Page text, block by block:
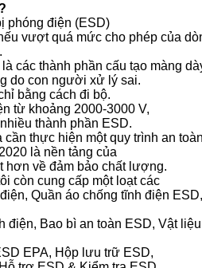
phóng điện (ESD)
vượt quá mức cho phép của
các thành phần cấu tạo màng
do con người xử lý sai.
bằng cách đi bộ.
từ khoảng 2000-3000 V,
thành phần ESD.
thực hiện một quy trình an
là nền tảng của
hơn về đảm bảo chất lượng.
còn cung cấp một loạt các
Quần áo chống tĩnh điện
điện, Bao bì an toàn ESD, Vật
EPA, Hộp lưu trữ ESD,